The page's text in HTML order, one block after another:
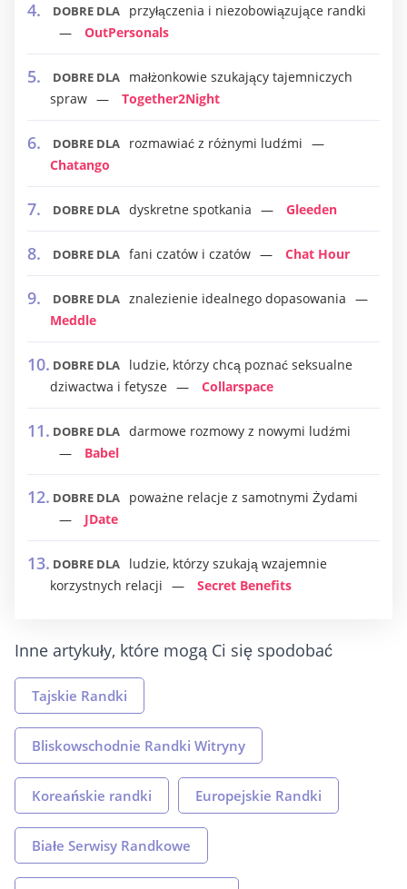
DOBRE DLA
przyłączenia i niezobowiązujące randki
OutPersonals
DOBRE DLA
małżonkowie szukający tajemniczych
spraw
Together2Night
DOBRE DLA
rozmawiać z różnymi ludźmi
Chatango
DOBRE DLA dyskretne spotkania Gleeden
DOBRE DLA fani czatów i czatów Chat Hour
DOBRE DLA znalezienie idealnego dopasowania
Meddle
DOBRE DLA
ludzie, którzy chcą poznać seksualne
dziwactwa i fetysze
Collarspace
DOBRE DLA darmowe rozmowy z nowymi ludźmi
Babel
DOBRE DLA
poważne relacje z samotnymi Żydami
JDate
DOBRE DLA
ludzie, którzy szukają wzajemnie
korzystnych relacji
Secret Benefits
Inne artykuły, które mogą Ci się spodobać
Tajskie Randki
Bliskowschodnie Randki Witryny
Koreańskie randki Europejskie Randki
Białe Serwisy Randkowe